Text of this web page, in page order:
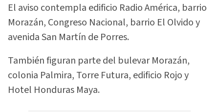
El aviso contempla edificio Radio América, barrio
Morazán, Congreso Nacional, barrio El Olvido y
avenida San Martín de Porres.
También figuran parte del bulevar Morazán,
colonia Palmira, Torre Futura, edificio Rojo y
Hotel Honduras Maya.